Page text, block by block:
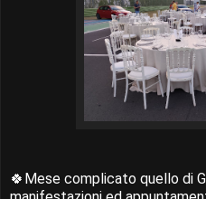
🍀Mese complicato quello di